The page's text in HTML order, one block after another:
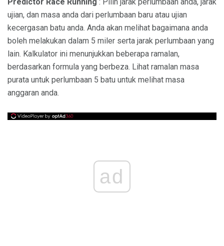
ujian, dan masa anda dari perlumbaan baru atau ujian
kecergasan batu anda. Anda akan melihat bagaimana anda
boleh melakukan dalam 5 miler serta jarak perlumbaan yang
lain. Kalkulator ini menunjukkan beberapa ramalan,
berdasarkan formula yang berbeza. Lihat ramalan masa
purata untuk perlumbaan 5 batu untuk melihat masa
anggaran anda.
ad